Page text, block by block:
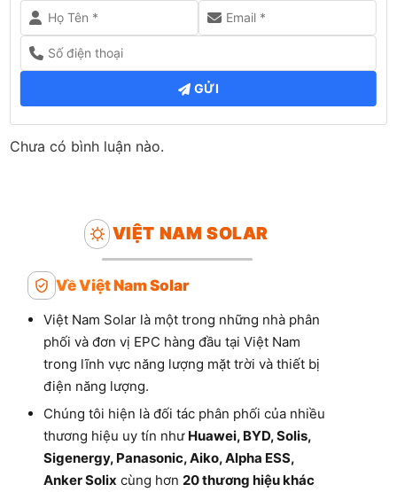
GỬI
Chưa có bình luận nào.
VIỆT NAM SOLAR
Về Việt Nam Solar
Việt Nam Solar là một trong những nhà phân
phối và đơn vị EPC hàng đầu tại Việt Nam
trong lĩnh vực năng lượng mặt trời và thiết bị
điện năng lượng.
Chúng tôi hiện là đối tác phân phối của nhiều
thương hiệu uy tín như Huawei, BYD, Solis,
Sigenergy, Panasonic, Aiko, Alpha ESS,
Anker Solix cùng hơn 20 thương hiệu khác